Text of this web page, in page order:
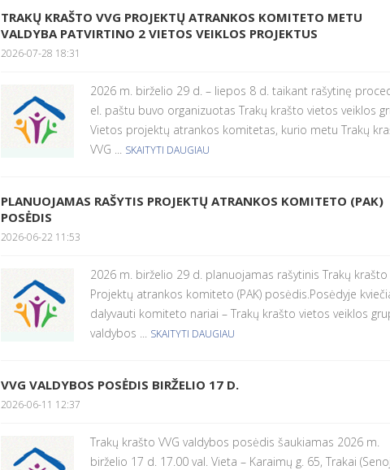
TRAKŲ KRAŠTO VVG PROJEKTŲ ATRANKOS KOMITETO METU
VALDYBA PATVIRTINO 2 VIETOS VEIKLOS PROJEKTUS
2026-07-28 18:31
2026 m. birželio 29 d. – liepos 8 d. taikant rašytinę
el. paštu buvo organizuotas Trakų krašto vietos veiklos
Vietos projektų atrankos komitetas, kurio metu Trakų
VVG ... SKAITYTI DAUGIAU
PLANUOJAMAS RAŠYTIS PROJEKTŲ ATRANKOS KOMITETO (PAK)
POSĖDIS
2026-06-22 11:53
2026 m. birželio 29 d. planuojamas rašytinis Trakų krašto
Projektų atrankos komiteto (PAK) posėdis.Posėdyje
dalyvauti komiteto nariai – Trakų krašto vietos veiklos
valdybos ... SKAITYTI DAUGIAU
VVG VALDYBOS POSĖDIS BIRŽELIO 17 D.
2026-06-11 12:37
Trakų krašto VVG valdybos posėdis šaukiamas 2026 m.
birželio 17 d. 17.00 val. Vieta – Karaimų g. 65, Trakai